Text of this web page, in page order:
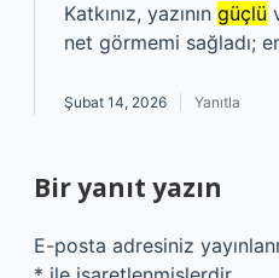
Katkınız, yazının güçlü
net görmemi sağladı;
Şubat 14, 2026 Yanıtla
Bir yanıt yazın
E-posta adresiniz